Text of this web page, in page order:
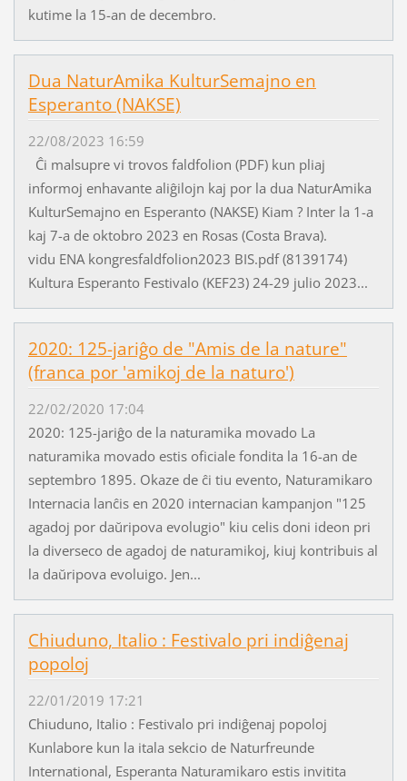
kutime la 15-an de decembro.
Dua NaturAmika KulturSemajno en
Esperanto (NAKSE)
22/08/2023 16:59
Ĉi malsupre vi trovos faldfolion (PDF) kun pliaj
informoj enhavante aliĝilojn kaj por la dua NaturAmika
KulturSemajno en Esperanto (NAKSE) Kiam ? Inter la 1-a
kaj 7-a de oktobro 2023 en Rosas (Costa Brava).
vidu ENA kongresfaldfolion2023 BIS.pdf (8139174)
Kultura Esperanto Festivalo (KEF23) 24-29 julio 2023...
2020: 125-jariĝo de "Amis de la nature"
(franca por 'amikoj de la naturo')
22/02/2020 17:04
2020: 125-jariĝo de la naturamika movado La
naturamika movado estis oficiale fondita la 16-an de
septembro 1895. Okaze de ĉi tiu evento, Naturamikaro
Internacia lanĉis en 2020 internacian kampanjon "125
agadoj por daŭripova evolugio" kiu celis doni ideon pri
la diverseco de agadoj de naturamikoj, kiuj kontribuis al
la daŭripova evoluigo. Jen...
Chiuduno, Italio : Festivalo pri indiĝenaj
popoloj
22/01/2019 17:21
Chiuduno, Italio : Festivalo pri indiĝenaj popoloj
Kunlabore kun la itala sekcio de Naturfreunde
International, Esperanta Naturamikaro estis invitita